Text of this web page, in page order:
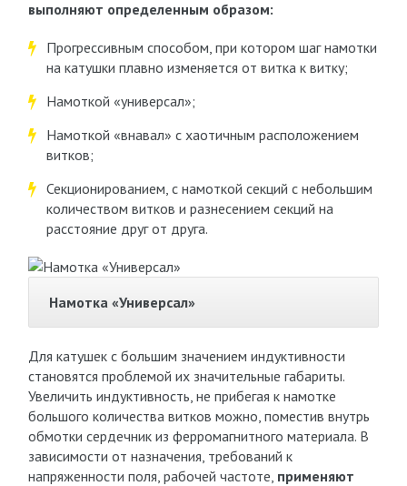
выполняют определенным образом:
Прогрессивным способом, при котором шаг намотки
на катушки плавно изменяется от витка к витку;
Намоткой «универсал»;
Намоткой «внавал» с хаотичным расположением
витков;
Секционированием, с намоткой секций с небольшим
количеством витков и разнесением секций на
расстояние друг от друга.
Намотка «Универсал»
Для катушек с большим значением индуктивности
становятся проблемой их значительные габариты.
Увеличить индуктивность, не прибегая к намотке
большого количества витков можно, поместив внутрь
обмотки сердечник из ферромагнитного материала. В
зависимости от назначения, требований к
напряженности поля, рабочей частоте, применяют